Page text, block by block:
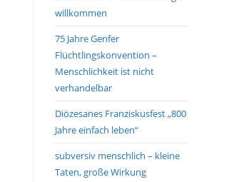
willkommen
75 Jahre Genfer
Flüchtlingskonvention –
Menschlichkeit ist nicht
verhandelbar
Diözesanes Franziskusfest „800
Jahre einfach leben“
subversiv menschlich – kleine
Taten, große Wirkung